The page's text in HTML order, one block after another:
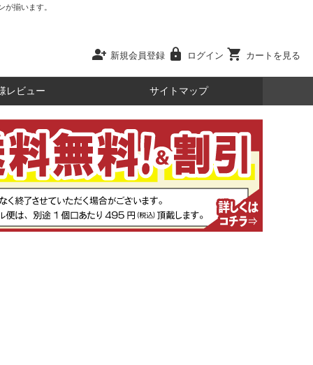
揃います。
person_add 新規会員登録 lock ログイン shopping_cart カートを見る
レビュー サイトマップ